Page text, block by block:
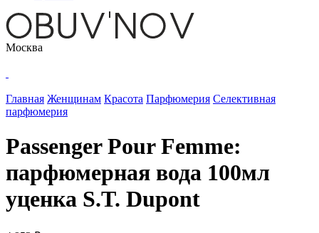
Москва
Главная Женщинам Красота Парфюмерия Селективная
парфюмерия
Passenger Pour Femme:
парфюмерная вода 100мл
уценка S.T. Dupont